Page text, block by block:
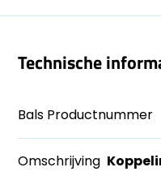
Technische
Bals Productnummer
Omschrijving